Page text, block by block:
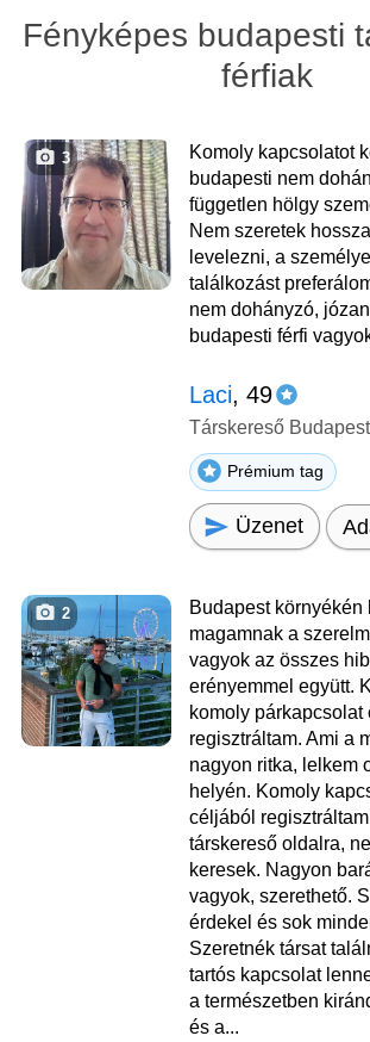
Fényképes budapesti
férfiak
3
Komoly kapcsolatot
budapesti nem
független hölgy
Nem szeretek
levelezni, a
találkozást
nem dohányzó,
budapesti férfi
Laci, 49
Társkereső Budapest
Prémium tag
Üzenet
2
Budapest környékén
magamnak a
vagyok az összes
erényemmel együtt.
komoly párkapcsolat
regisztráltam. Ami a
nagyon ritka, lelkem
helyén. Komoly
céljából
társkereső oldalra,
keresek. Nagyon
vagyok, szerethető.
érdekel és sok
Szeretnék társat
tartós kapcsolat
a természetben
és a...